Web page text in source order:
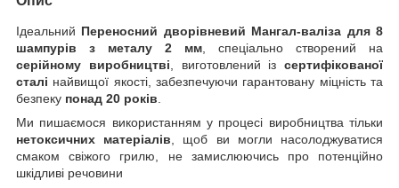
Ідеальний Переносний дворівневий Мангал-валіза для 8
шампурів з металу 2 мм , спеціально створений на
серійному виробництві , виготовлений із сертифікованої
сталі найвищої якості, забезпечуючи гарантовану міцність та
безпеку понад 20 років
Ми пишаємося використанням у процесі виробництва тільки
нетоксичних матеріалів , щоб ви могли насолоджуватися
смаком свіжого грилю, не замислюючись про потенційно
шкідливі речовини